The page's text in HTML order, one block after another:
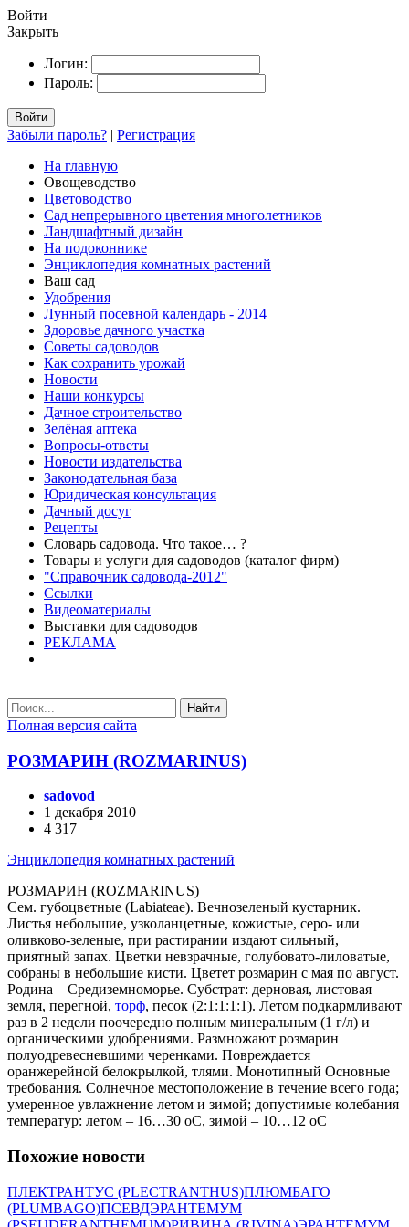
Войти
Закрыть
Логин:
Пароль:
Войти
Забыли пароль? | Регистрация
На главную
Овощеводство
Цветоводство
Сад непрерывного цветения многолетников
Ландшафтный дизайн
На подоконнике
Энциклопедия комнатных растений
Ваш сад
Удобрения
Лунный посевной календарь - 2014
Здоровье дачного участка
Советы садоводов
Как сохранить урожай
Новости
Наши конкурсы
Дачное строительство
Зелёная аптека
Вопросы-ответы
Новости издательства
Законодательная база
Юридическая консультация
Дачный досуг
Рецепты
Словарь садовода. Что такое… ?
Товары и услуги для садоводов (каталог фирм)
"Справочник садовода-2012"
Ссылки
Видеоматериалы
Выставки для садоводов
РЕКЛАМА
Найти
Полная версия сайта
РОЗМАРИН (ROZMARINUS)
sadovod
1 декабря 2010
4 317
Энциклопедия комнатных растений
РОЗМАРИН (ROZMARINUS)
Сем. губоцветные (Labiateae). Вечнозеленый кустарник.
Листья небольшие, узколанцетные, кожистые, серо- или
оливково-зеленые, при растирании издают сильный,
приятный запах. Цветки невзрачные, голубовато-лиловатые,
собраны в небольшие кисти. Цветет розмарин с мая по август.
Родина – Средиземноморье. Субстрат: дерновая, листовая
земля, перегной, торф, песок (2:1:1:1:1). Летом подкармливают
раз в 2 недели поочередно полным минеральным (1 г/л) и
органическими удобрениями. Размножают розмарин
полуодревесневшими черенками. Повреждается
оранжерейной белокрылкой, тлями. Монотипный Основные
требования. Солнечное местоположение в течение всего года;
умеренное увлажнение летом и зимой; допустимые колебания
температур: летом – 16…30 оС, зимой – 10…12 оС
Похожие новости
ПЛЕКТРАНТУС (PLECTRANTHUS)ПЛЮМБАГО
(PLUMBAGO)ПСЕВДЭРАНТЕМУМ